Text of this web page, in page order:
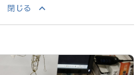
閉じる
keyboard_arrow_up